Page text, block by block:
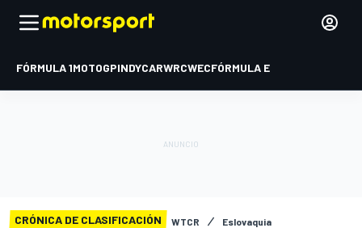
FÓRMULA 1MOTOGPINDYCARWRCWECFÓRMULA E
CRÓNICA DE CLASIFICACIÓN WTCR Eslovaquia